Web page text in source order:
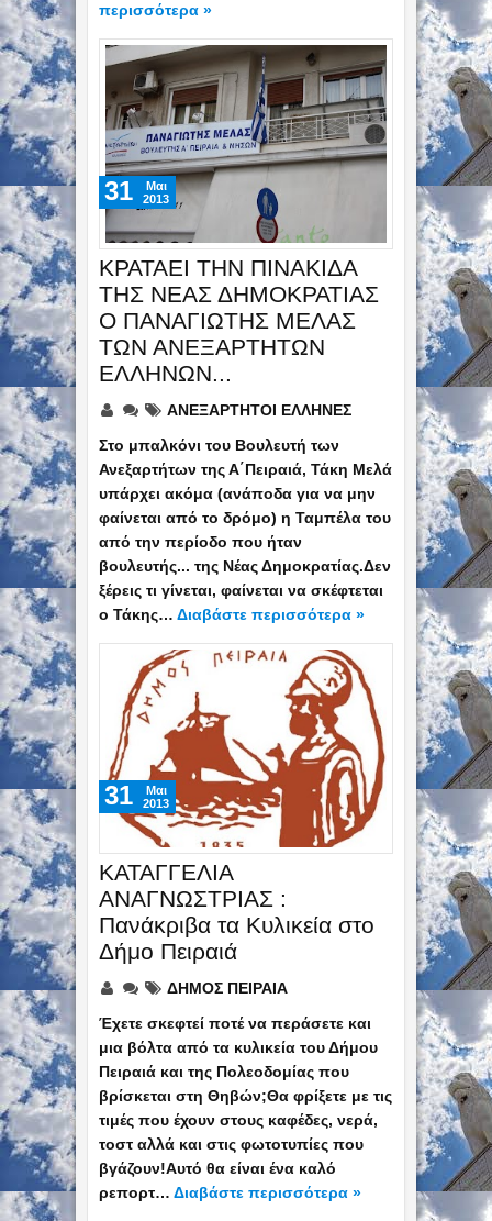
περισσότερα »
ΚΡΑΤΑΕΙ ΤΗΝ ΠΙΝΑΚΙΔΑ
ΤΗΣ ΝΕΑΣ ΔΗΜΟΚΡΑΤΙΑΣ
Ο ΠΑΝΑΓΙΩΤΗΣ ΜΕΛΑΣ
ΤΩΝ ΑΝΕΞΑΡΤΗΤΩΝ
ΕΛΛΗΝΩΝ...
ΑΝΕΞΑΡΤΗΤΟΙ ΕΛΛΗΝΕΣ
Στο μπαλκόνι του Βουλευτή των
Ανεξαρτήτων της Α΄Πειραιά, Τάκη Μελά
υπάρχει ακόμα (ανάποδα για να μην
φαίνεται από το δρόμο) η Ταμπέλα του
από την περίοδο που ήταν
βουλευτής... της Νέας Δημοκρατίας.Δεν
ξέρεις τι γίνεται, φαίνεται να σκέφτεται
ο Τάκης… Διαβάστε περισσότερα »
31
Mαι
2013
ΚΑΤΑΓΓΕΛΙΑ
ΑΝΑΓΝΩΣΤΡΙΑΣ :
Πανάκριβα τα Κυλικεία στο
Δήμο Πειραιά
ΔΗΜΟΣ ΠΕΙΡΑΙΑ
Έχετε σκεφτεί ποτέ να περάσετε και
μια βόλτα από τα κυλικεία του Δήμου
Πειραιά και της Πολεοδομίας που
βρίσκεται στη Θηβών;Θα φρίξετε με τις
τιμές που έχουν στους καφέδες, νερά,
τοστ αλλά και στις φωτοτυπίες που
βγάζουν!Αυτό θα είναι ένα καλό
ρεπορτ… Διαβάστε περισσότερα »
31
Mαι
2013